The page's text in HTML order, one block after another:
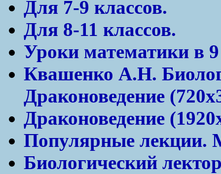
Для 7-9 классов.
Для 8-11 классов.
Уроки математики в
Квашенко А.Н.
Драконоведение
Драконоведение
Популярные
Биологический